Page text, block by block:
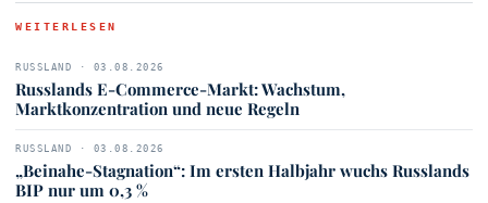
WEITERLESEN
RUSSLAND · 03.08.2026
Russlands E-Commerce-Markt: Wachstum,
Marktkonzentration und neue Regeln
RUSSLAND · 03.08.2026
„Beinahe-Stagnation“: Im ersten Halbjahr wuchs Russlands
BIP nur um 0,3 %